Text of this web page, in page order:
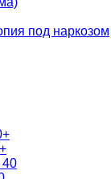
под наркозом